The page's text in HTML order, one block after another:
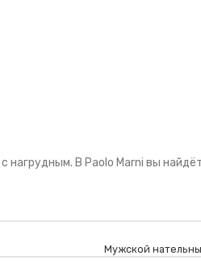
нагрудным. В Paolo Marni вы
Мужской